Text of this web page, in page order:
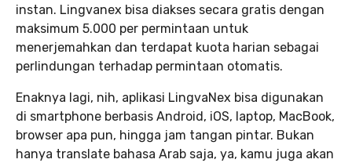
instan. Lingvanex bisa diakses secara gratis dengan
maksimum 5.000 per permintaan untuk
menerjemahkan dan terdapat kuota harian sebagai
perlindungan terhadap permintaan otomatis.
Enaknya lagi, nih, aplikasi LingvaNex bisa digunakan
di smartphone berbasis Android, iOS, laptop, MacBook,
browser apa pun, hingga jam tangan pintar. Bukan
hanya translate bahasa Arab saja, ya, kamu juga akan